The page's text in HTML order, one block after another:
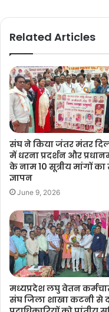
Related Articles
संघ ने किया जंतर मंतर
में धरना प्रदर्शन और
के नाम 10 सूत्रीय मांगों का
ज्ञापन
June 9, 2026
मध्यप्रदेश लघु वेतन
संघ जिला शाखा कटनी से